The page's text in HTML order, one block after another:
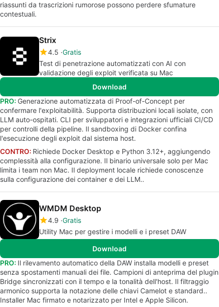
riassunti da trascrizioni rumorose possono perdere sfumature
contestuali.
Strix
4.5 Gratis
Test di penetrazione automatizzati con AI con
validazione degli exploit verificata su Mac
Download
PRO: Generazione automatizzata di Proof-of-Concept per
confermare l'exploitabilità. Supporta distribuzioni locali isolate, con
LLM auto-ospitati. CLI per sviluppatori e integrazioni ufficiali CI/CD
per controlli della pipeline. Il sandboxing di Docker confina
l'esecuzione degli exploit dal sistema host.
CONTRO: Richiede Docker Desktop e Python 3.12+, aggiungendo
complessità alla configurazione. Il binario universale solo per Mac
limita i team non Mac. Il deployment locale richiede conoscenze
sulla configurazione dei container e dei LLM..
WMDM Desktop
4.9 Gratis
Utility Mac per gestire i modelli e i preset DAW
Download
PRO: Il rilevamento automatico della DAW installa modelli e preset
senza spostamenti manuali dei file. Campioni di anteprima del plugin
Bridge sincronizzati con il tempo e la tonalità dell'host. Il filtraggio
armonico supporta la notazione delle chiavi Camelot e standard..
Installer Mac firmato e notarizzato per Intel e Apple Silicon.